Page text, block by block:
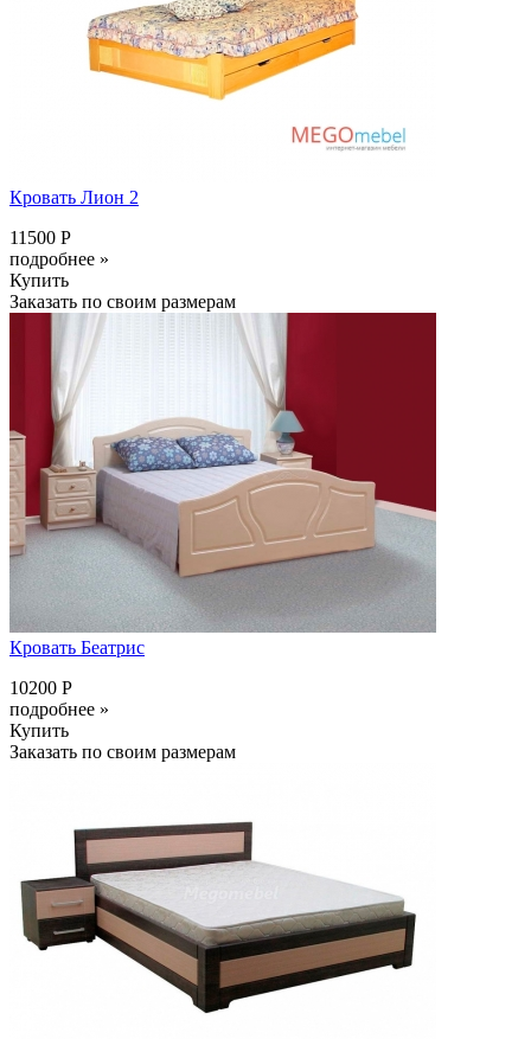
Кровать Лион 2
11500 Р
подробнее »
Купить
Заказать по своим размерам
Кровать Беатрис
10200 Р
подробнее »
Купить
Заказать по своим размерам